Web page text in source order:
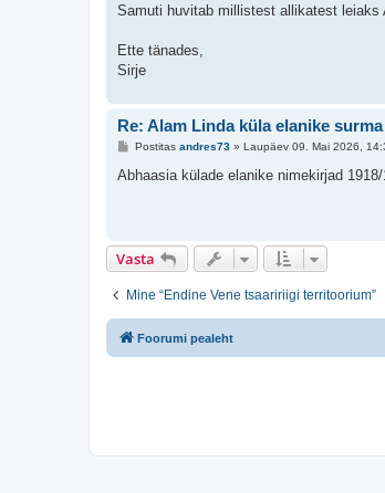
Samuti huvitab millistest allikatest leiaks
Ette tänades,
Sirje
Re: Alam Linda küla elanike
P
s
Postitas andres73» Laupäev 09. Mai 2026,
Abhaasia külade elanike nimekirjad
Vasta
Mine “Endine Vene tsaaririigi territoorium”
Foorumi pealeht